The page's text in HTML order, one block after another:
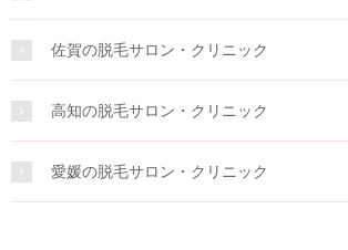
佐賀の脱毛サロン・クリニック
高知の脱毛サロン・クリニック
愛媛の脱毛サロン・クリニック